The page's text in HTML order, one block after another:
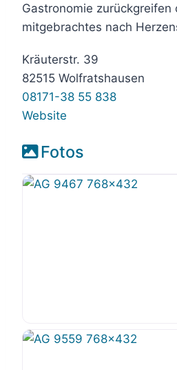
Gastronomie zurückgreifen
mitgebrachtes nach
Kräuterstr. 39
82515 Wolfratshausen
08171-38 55 838
Website
Fotos